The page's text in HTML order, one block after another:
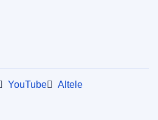
YouTube Altele